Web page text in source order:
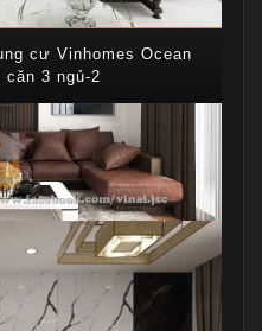
cư Vinhomes Ocean
căn 3 ngủ-2